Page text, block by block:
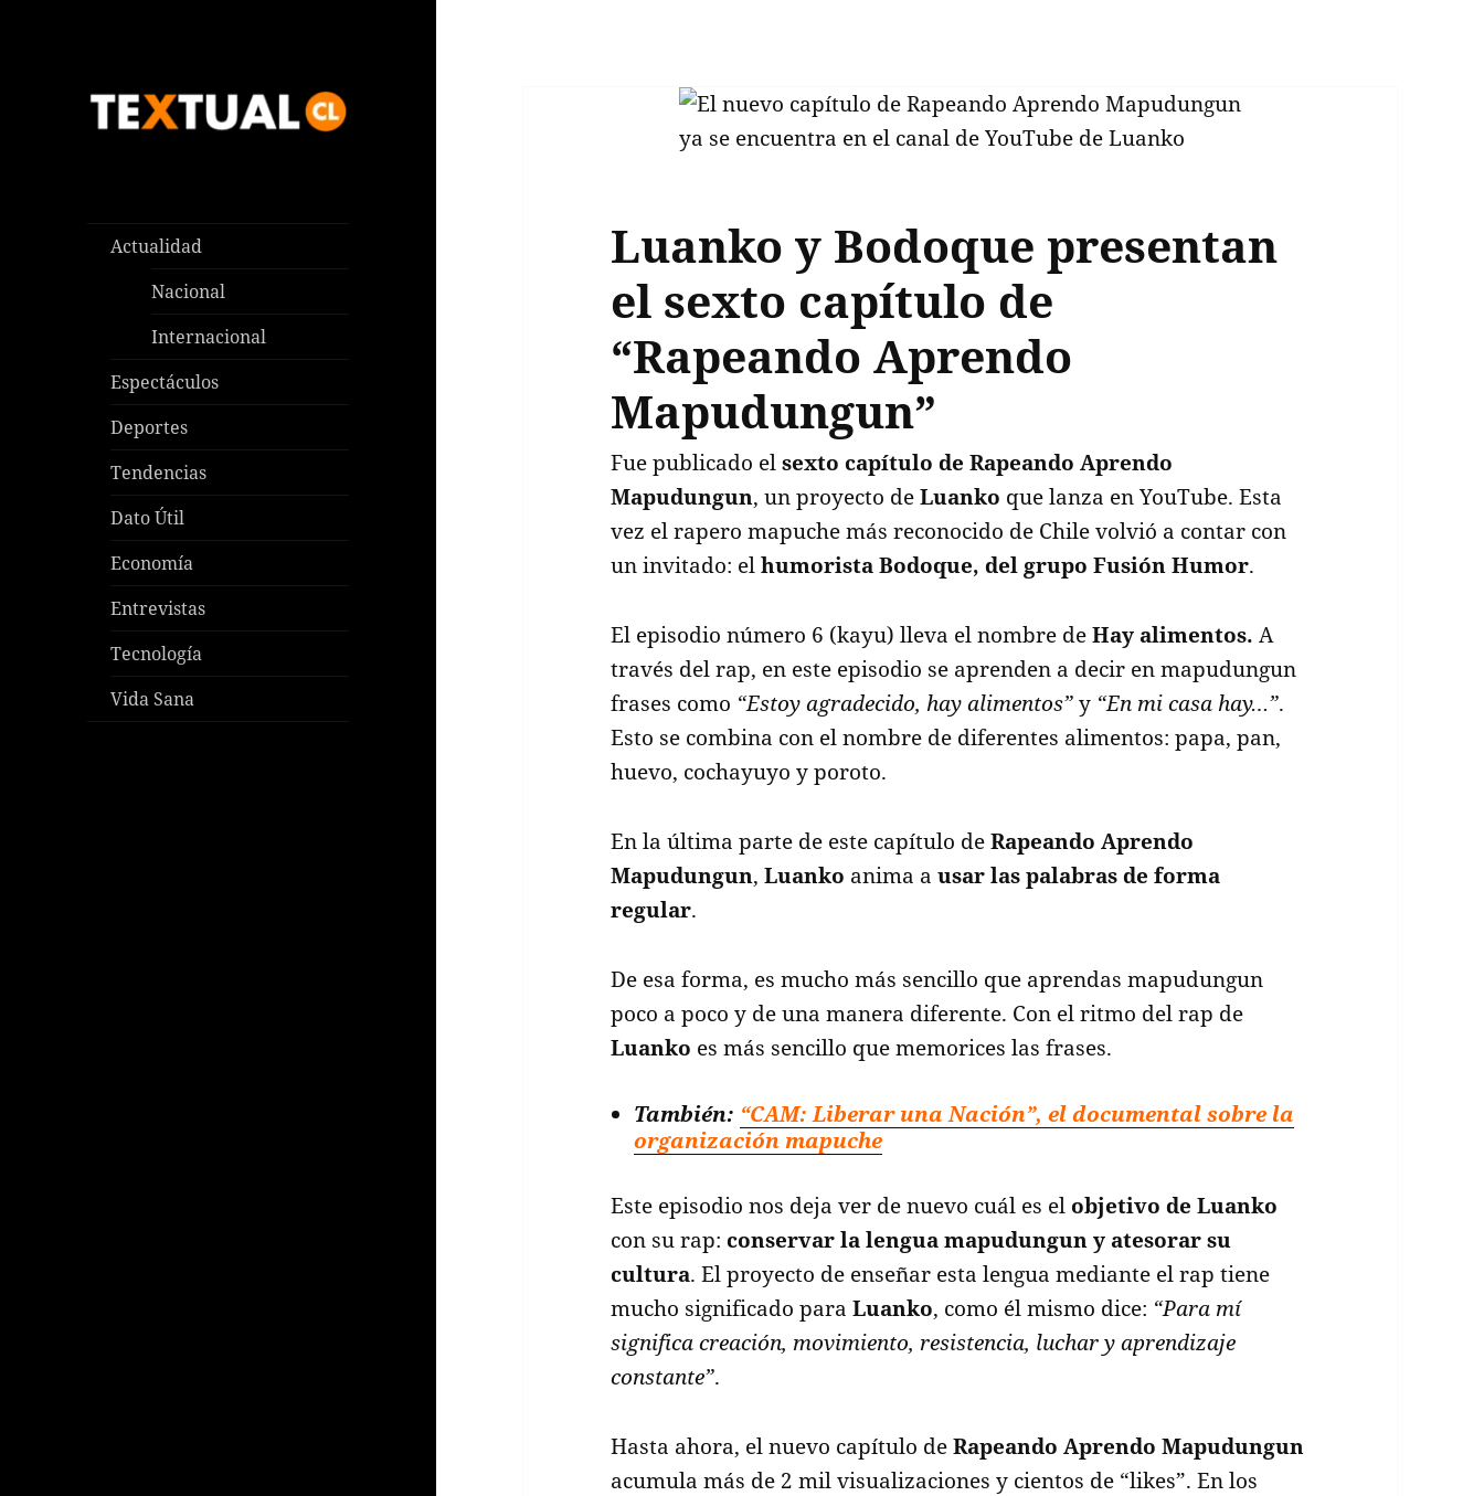
Actualidad
Nacional
Internacional
Espectáculos
Deportes
Tendencias
Dato Útil
Economía
Entrevistas
Tecnología
Vida Sana
Luanko y Bodoque presentan
el sexto capítulo de
“Rapeando Aprendo
Mapudungun”
Fue publicado elsexto capítulo de Rapeando Aprendo
Mapudungun, un proyecto deLuanko que lanza en YouTube. Esta
vez el rapero mapuche más reconocido de Chile volvió a contar con
un invitado: elhumorista Bodoque, del grupo Fusión Humor.
El episodio número 6 (kayu) lleva el nombre deHay alimentos. A
través del rap, en este episodio se aprenden a decir en mapudungun
frases como “Estoy agradecido, hay alimentos”y “En mi casa hay…”.
Esto se combina con el nombre de diferentes alimentos: papa, pan,
huevo, cochayuyo y poroto.
En la última parte de este capítulo deRapeando Aprendo
Mapudungun,Luanko anima ausar las palabras de forma
regular.
De esa forma, es mucho más sencillo que aprendas mapudungun
poco a poco y de una manera diferente. Con el ritmo del rap de
Luanko es más sencillo que memorices las frases.
También: “CAM: Liberar una Nación”, el documental sobre la
organización mapuche
Este episodio nos deja ver de nuevo cuál es el objetivo de Luanko
con su rap: conservar la lengua mapudungun y atesorar su
cultura. El proyecto de enseñar esta lengua mediante el rap tiene
mucho significado paraLuanko, como él mismo dice: “Para mí
significa creación, movimiento, resistencia, luchar y aprendizaje
constante”.
Hasta ahora, el nuevo capítulo deRapeando Aprendo Mapudungun
acumula más de 2 mil visualizaciones y cientos de “likes”. En los